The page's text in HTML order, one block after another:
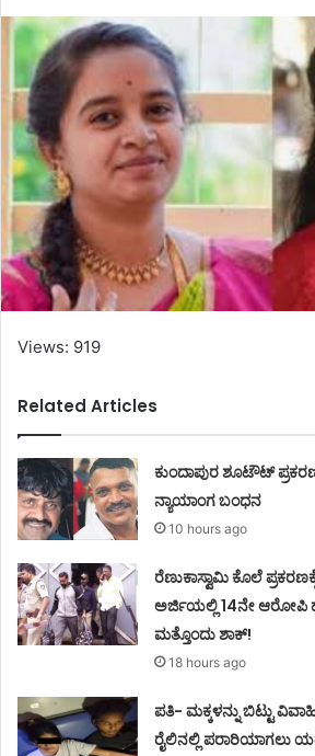
Views: 919
Related Articles
ಕುಂದಾಪುರ ಶೂಟೌಟ್
ನ್ಯಾಯಾಂಗ ಬಂಧನ
10 hours ago
ರೆಣುಕಾಸ್ವಾಮಿ ಕೊಲೆ
ಅರ್ಜಿಯಲ್ಲಿ 14ನೇ ಆರೋಪಿ
ಮತ್ತೊಂದು ಶಾಕ್!
18 hours ago
ಪತಿ- ಮಕ್ಕಳನ್ನು ಬಿಟ್ಟು
ರೈಲಿನಲ್ಲಿ ಪರಾರಿಯಾಗಲು